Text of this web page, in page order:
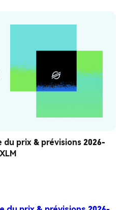
prix & prévisions 2026-